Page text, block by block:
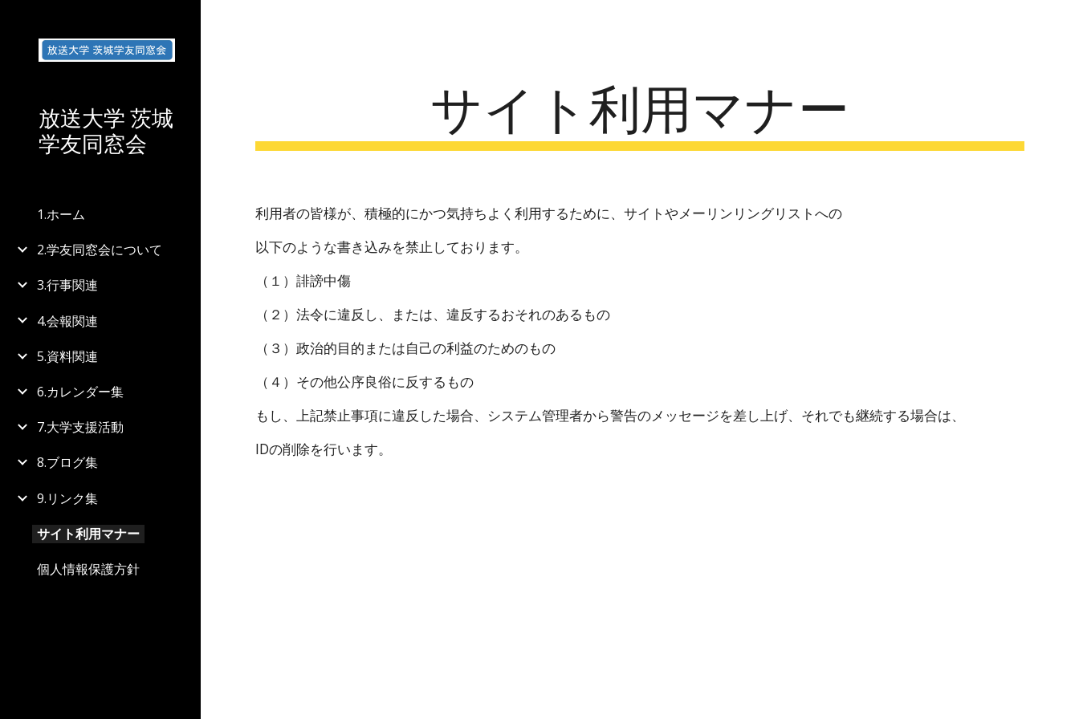
放送大学 茨城
学友同窓会
1.ホーム
2.学友同窓会について
3.行事関連
4.会報関連
5.資料関連
6.カレンダー集
7.大学支援活動
8.ブログ集
9.リンク集
サイト利用マナー
個人情報保護方針
サイト利用マナー
利用者の皆様が、積極的にかつ気持ちよく利用するために、サイトやメーリンリングリストへの
以下のような書き込みを禁止しております。
（１）誹謗中傷
（２）法令に違反し、または、違反するおそれのあるもの
（３）政治的目的または自己の利益のためのもの
（４）その他公序良俗に反するもの
もし、上記禁止事項に違反した場合、システム管理者から警告のメッセージを差し上げ、それでも継続する場合は、
IDの削除を行います。